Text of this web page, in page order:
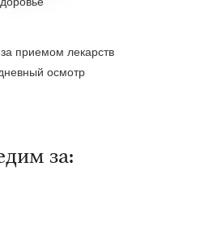
приемом лекарств
осмотр
за: